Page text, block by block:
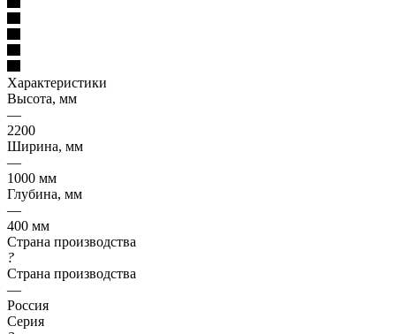
Характеристики
Высота, мм
—
2200
Ширина, мм
—
1000 мм
Глубина, мм
—
400 мм
Страна производства
?
Страна производства
—
Россия
Серия